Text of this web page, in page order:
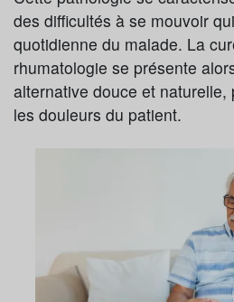
Pélothérapie
Demander une
des difficultés à se mouvoir
quotidienne du malade. La
rhumatologie se présente
alternative douce et naturelle,
les douleurs du patient.